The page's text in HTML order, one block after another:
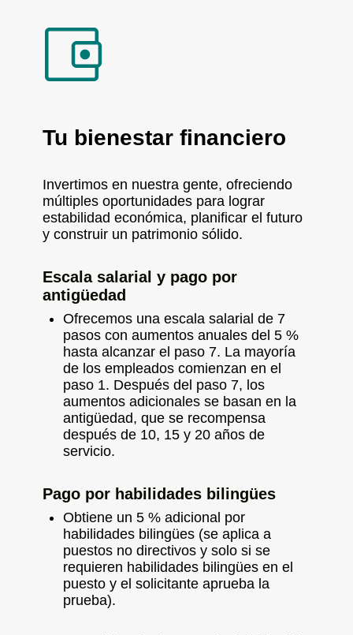
Tu bienestar financiero
Invertimos en nuestra gente, ofreciendo
múltiples oportunidades para lograr
estabilidad económica, planificar el futuro
y construir un patrimonio sólido.
Escala salarial y pago por
antigüedad
Ofrecemos una escala salarial de 7
pasos con aumentos anuales del 5 %
hasta alcanzar el paso 7. La mayoría
de los empleados comienzan en el
paso 1. Después del paso 7, los
aumentos adicionales se basan en la
antigüedad, que se recompensa
después de 10, 15 y 20 años de
servicio.
Pago por habilidades bilingües
Obtiene un 5 % adicional por
habilidades bilingües (se aplica a
puestos no directivos y solo si se
requieren habilidades bilingües en el
puesto y el solicitante aprueba la
prueba).